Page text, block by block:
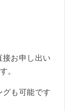
接お申し出い
。
グも可能です